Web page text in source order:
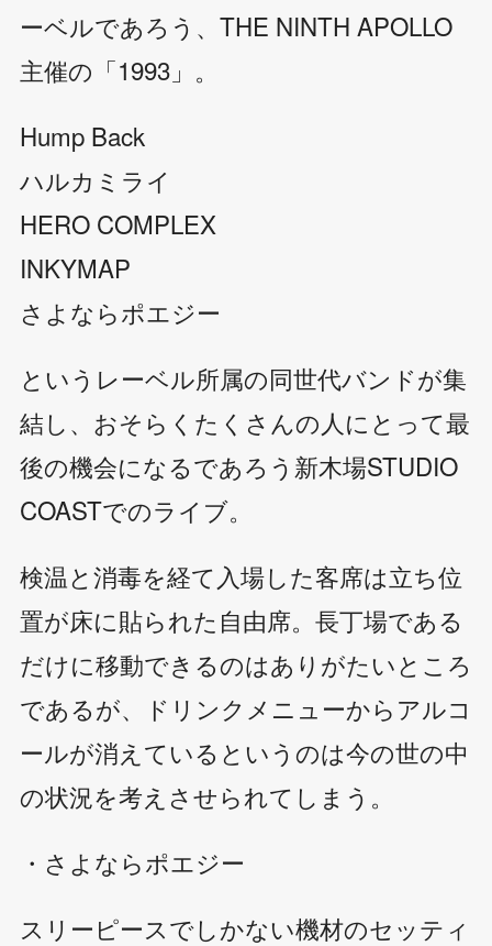
ーベルであろう、THE NINTH APOLLO
主催の「1993」。
Hump Back
ハルカミライ
HERO COMPLEX
INKYMAP
さよならポエジー
というレーベル所属の同世代バンドが集
結し、おそらくたくさんの人にとって最
後の機会になるであろう新木場STUDIO
COASTでのライブ。
検温と消毒を経て入場した客席は立ち位
置が床に貼られた自由席。長丁場である
だけに移動できるのはありがたいところ
であるが、ドリンクメニューからアルコ
ールが消えているというのは今の世の中
の状況を考えさせられてしまう。
・さよならポエジー
スリーピースでしかない機材のセッティ